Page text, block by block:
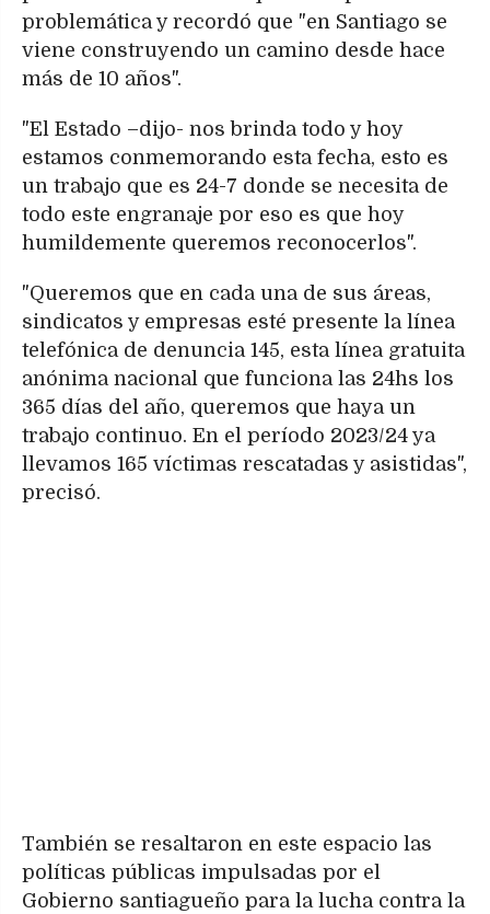
problemática y recordó que "en Santiago se
viene construyendo un camino desde hace
más de 10 años".
"El Estado –dijo- nos brinda todo y hoy
estamos conmemorando esta fecha, esto es
un trabajo que es 24-7 donde se necesita de
todo este engranaje por eso es que hoy
humildemente queremos reconocerlos".
"Queremos que en cada una de sus áreas,
sindicatos y empresas esté presente la línea
telefónica de denuncia 145, esta línea gratuita
anónima nacional que funciona las 24hs los
365 días del año, queremos que haya un
trabajo continuo. En el período 2023/24 ya
llevamos 165 víctimas rescatadas y asistidas",
precisó.
También se resaltaron en este espacio las
políticas públicas impulsadas por el
Gobierno santiagueño para la lucha contra la